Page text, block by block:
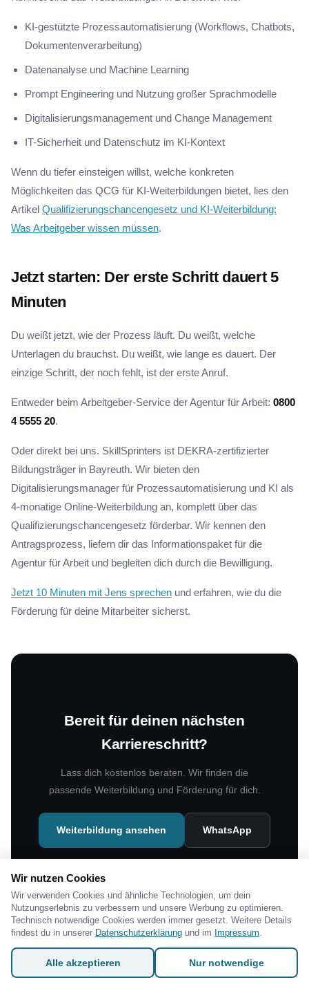
KI-gestützte Prozessautomatisierung (Workflows, Chatbots,
Dokumentenverarbeitung)
Datenanalyse und Machine Learning
Prompt Engineering und Nutzung großer Sprachmodelle
Digitalisierungsmanagement und Change Management
IT-Sicherheit und Datenschutz im KI-Kontext
Wenn du tiefer einsteigen willst, welche konkreten
Möglichkeiten das QCG für KI-Weiterbildungen bietet, lies den
Artikel Qualifizierungschancengesetz und KI-Weiterbildung:
Was Arbeitgeber wissen müssen.
Jetzt starten: Der erste Schritt dauert 5
Minuten
Du weißt jetzt, wie der Prozess läuft. Du weißt, welche
Unterlagen du brauchst. Du weißt, wie lange es dauert. Der
einzige Schritt, der noch fehlt, ist der erste Anruf.
Entweder beim Arbeitgeber-Service der Agentur für Arbeit: 0800
4 5555 20.
Oder direkt bei uns. SkillSprinters ist DEKRA-zertifizierter
Bildungsträger in Bayreuth. Wir bieten den
Digitalisierungsmanager für Prozessautomatisierung und KI als
4-monatige Online-Weiterbildung an, komplett über das
Qualifizierungschancengesetz förderbar. Wir kennen den
Antragsprozess, liefern dir das Informationspaket für die
Agentur für Arbeit und begleiten dich durch die Bewilligung.
Jetzt 10 Minuten mit Jens sprechen und erfahren, wie du die
Förderung für deine Mitarbeiter sicherst.
Bereit für deinen nächsten
Karriereschritt?
Lass dich kostenlos beraten. Wir finden die
passende Weiterbildung und Förderung für dich.
Weiterbildung ansehen WhatsApp
Das könnte dich auch interessieren
Wir nutzen Cookies
Wir verwenden Cookies und ähnliche Technologien, um dein
Nutzungserlebnis zu verbessern und unsere Werbung zu optimieren.
Technisch notwendige Cookies werden immer gesetzt. Weitere Details
findest du in unserer Datenschutzerklärung und im Impressum.
Alle akzeptieren Nur notwendige